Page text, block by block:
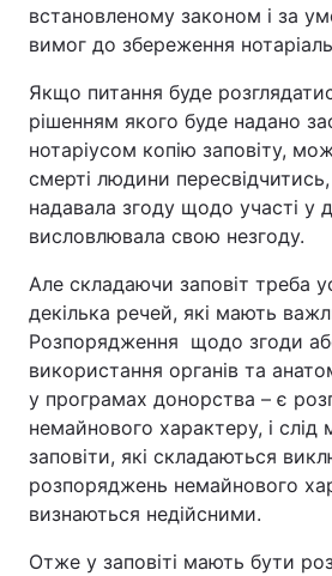
встановленому законом і за
вимог до збереження
Якщо питання буде
рішенням якого буде надано
нотаріусом копію заповіту,
смерті людини
надавала згоду щодо участі у
висловлювала свою незгоду.
Але складаючи заповіт треба
декілька речей, які мають
Розпорядження щодо згоди
використання органів та
у програмах донорства – є
немайнового характеру, і слід
заповіти, які складаються
розпоряджень немайнового
визнаються недійсними.
Отже у заповіті мають бути